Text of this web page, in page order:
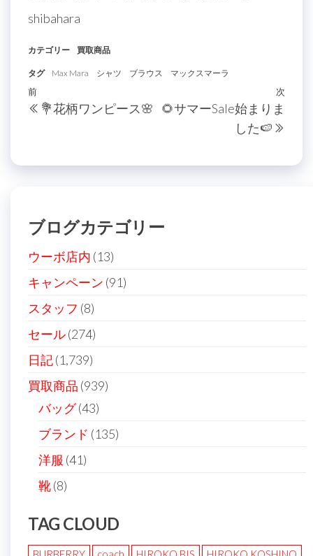
shibahara
カテゴリー 買取商品
タグ Max Mara シャツ ブラウス マックスマーラ
投
稿
ビ
シ
ョ
ン
過
去
前
💐花柄ワンピース🌸
次
次
🌻サマーSale始まりま
した🍉
ブログカテゴリー
ウーボ店内 (13)
キャンペーン (91)
スタッフ (8)
セール(274)
日記(1,739)
買取商品 (939)
バッグ(43)
ブランド (135)
洋服 (41)
靴(8)
TAG CLOUD